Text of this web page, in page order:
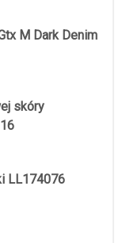
M Dark Denim
skóry
LL174076